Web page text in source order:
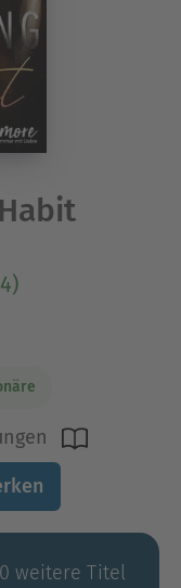
weitere Titel